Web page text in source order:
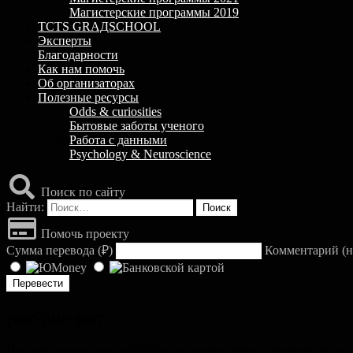
Магистерские программы 2019
TCTS GRАДSCHOOL
Эксперты
Благодарности
Как нам помочь
Об организаторах
Полезные ресурсы
Odds & curiosities
Бытовые заботы ученого
Работа с данными
Psychology & Neuroscience
Поиск по сайту
Найти:
Помочь проекту
Сумма перевода (₽) Комментарий